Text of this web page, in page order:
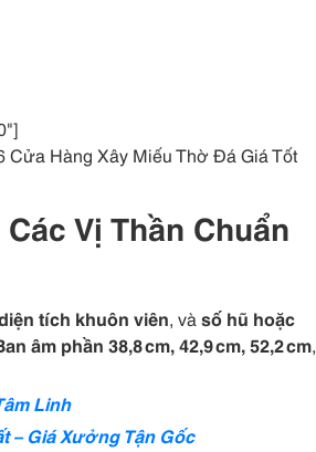
Cửa Hàng Xây Miếu Thờ Đá Giá Tốt
Vị Thần Chuẩn
tích khuôn viên, và số hũ hoặc
âm phần 38,8 cm, 42,9 cm, 52,2 cm,
Linh
– Giá Xưởng Tận Gốc